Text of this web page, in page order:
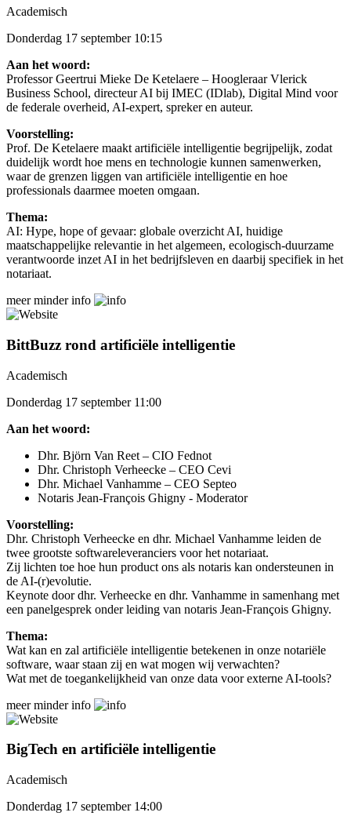
Academisch
Donderdag 17 september 10:15
Aan het woord:
Professor Geertrui Mieke De Ketelaere – Hoogleraar Vlerick
Business School, directeur AI bij IMEC (IDlab), Digital Mind voor
de federale overheid, AI-expert, spreker en auteur.
Voorstelling:
Prof. De Ketelaere maakt artificiële intelligentie begrijpelijk, zodat
duidelijk wordt hoe mens en technologie kunnen samenwerken,
waar de grenzen liggen van artificiële intelligentie en hoe
professionals daarmee moeten omgaan.
Thema:
AI: Hype, hope of gevaar: globale overzicht AI, huidige
maatschappelijke relevantie in het algemeen, ecologisch-duurzame
verantwoorde inzet AI in het bedrijfsleven en daarbij specifiek in het
notariaat.
meer minderinfo
BittBuzz rond artificiële intelligentie
Academisch
Donderdag 17 september 11:00
Aan het woord:
Dhr. Björn Van Reet – CIO Fednot
Dhr. Christoph Verheecke – CEO Cevi
Dhr. Michael Vanhamme – CEO Septeo
Notaris Jean-François Ghigny - Moderator
Voorstelling:
Dhr. Christoph Verheecke en dhr. Michael Vanhamme leiden de
twee grootste softwareleveranciers voor het notariaat.
Zij lichten toe hoe hun product ons als notaris kan ondersteunen in
de AI-(r)evolutie.
Keynote door dhr. Verheecke en dhr. Vanhamme in samenhang met
een panelgesprek onder leiding van notaris Jean-François Ghigny.
Thema:
Wat kan en zal artificiële intelligentie betekenen in onze notariële
software, waar staan zij en wat mogen wij verwachten?
Wat met de toegankelijkheid van onze data voor externe AI-tools?
meer minderinfo
BigTech en artificiële intelligentie
Academisch
Donderdag 17 september 14:00